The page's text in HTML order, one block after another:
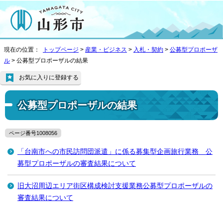
現在の位置： トップページ > 産業・ビジネス > 入札・契約 > 公募型プロポーザ
ル > 公募型プロポーザルの結果
公募型プロポーザルの結果
お気に入りに登録する
ページ番号1008056
「台南市への市民訪問団派遣」に係る募集型企画旅行業務 公
募型プロポーザルの審査結果について
旧大沼周辺エリア街区構成検討支援業務公募型プロポーザルの
審査結果について